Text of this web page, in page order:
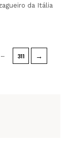
da Itália
… 311 →